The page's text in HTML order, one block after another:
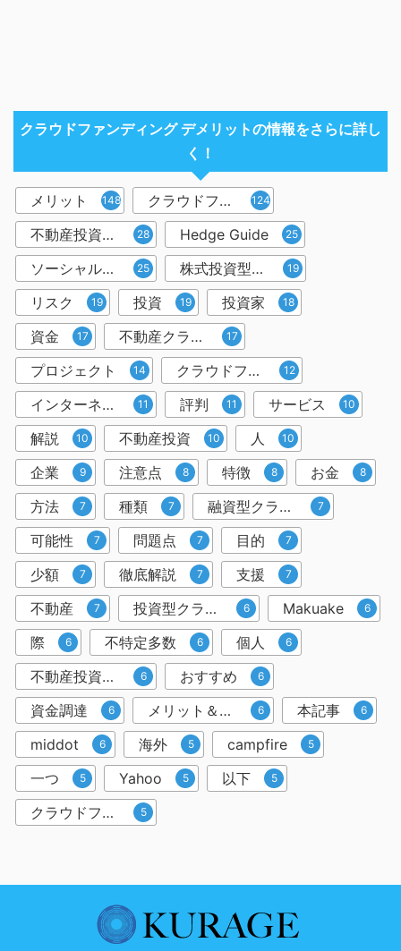
クラウドファンディング デメリットの情報をさらに詳し
く！
メリット 148 クラウドファンディング 124
不動産投資型クラウドファンディング 28 Hedge Guide 25
ソーシャルレンディング 25 株式投資型クラウドファンディング 19
リスク 19 投資 19 投資家 18
資金 17 不動産クラウドファンディング 17
プロジェクト 14 クラウドファンディング投資 12
インターネット 11 評判 11 サービス 10
解説 10 不動産投資 10 人 10
企業 9 注意点 8 特徴 8 お金 8
方法 7 種類 7 融資型クラウドファンディング 7
可能性 7 問題点 7 目的 7
少額 7 徹底解説 7 支援 7
不動産 7 投資型クラウドファンディング 6 Makuake 6
際 6 不特定多数 6 個人 6
不動産投資クラウドファンディング 6 おすすめ 6
資金調達 6 メリット＆デメリット 6 本記事 6
middot 6 海外 5 campfire 5
一つ 5 Yahoo 5 以下 5
クラウドファンディングサービス 5